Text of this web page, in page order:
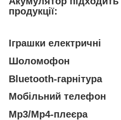
продукції:
Іграшки електричні
Шоломофон
Bluetooth-гарнітура
Мобільний телефон
Mp3/Mp4-плеєра